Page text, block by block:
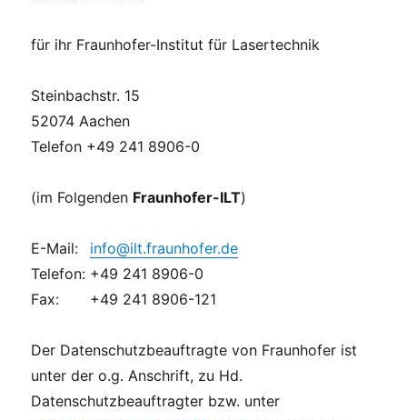
für ihr Fraunhofer-Institut für Lasertechnik
Steinbachstr. 15
52074 Aachen
Telefon +49 241 8906-0
(im Folgenden Fraunhofer-ILT)
E-Mail:
info@ilt.fraunhofer.de
Telefon: +49 241 8906-0
Fax:
+49 241 8906-121
Der Datenschutzbeauftragte von Fraunhofer ist
unter der o.g. Anschrift, zu Hd.
Datenschutzbeauftragter bzw. unter